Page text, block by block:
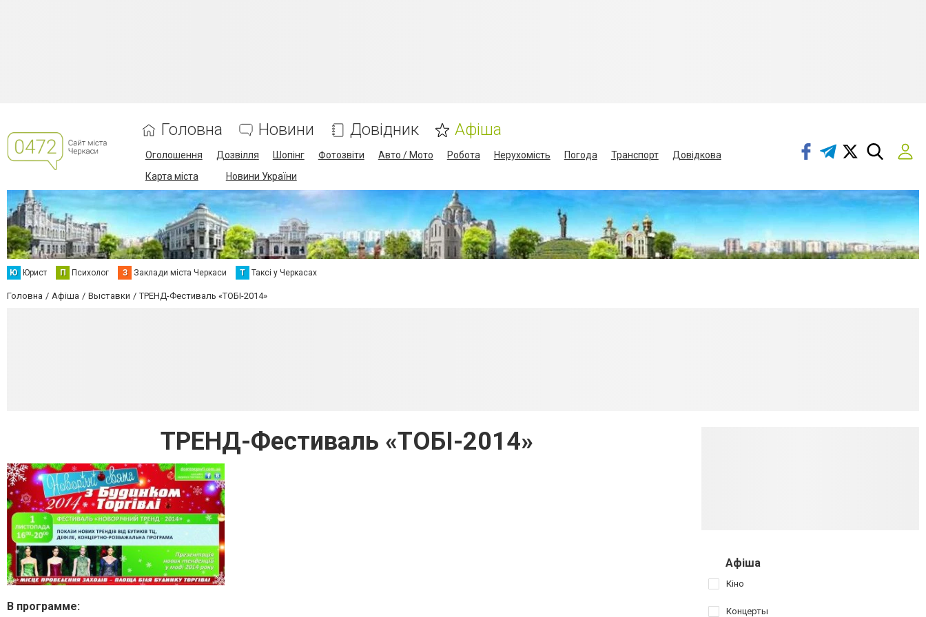
Головна Новини Довідник Афіша
Оголошення Дозвілля Шопінг Фотозвіти Авто / Мото Робота Нерухомість Погода Транспорт
Довідкова
Карта міста
Новини України
Ю Юрист П Психолог З Заклади міста Черкаси Т Таксі у Черкасах
Головна Афіша Выставки ТРЕНД-Фестиваль «ТОБІ-2014»
ТРЕНД-Фестиваль «ТОБІ-2014»
В программе:
Афіша
Кіно
Концерты